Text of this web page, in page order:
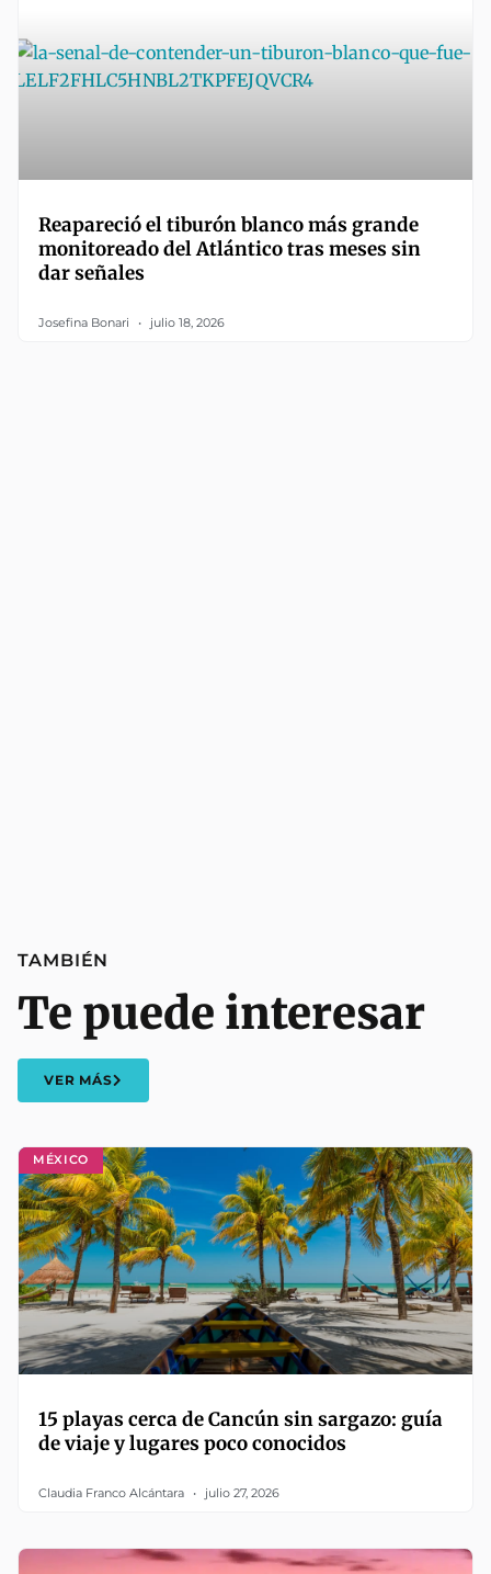
Reapareció el tiburón blanco más grande
monitoreado del Atlántico tras meses sin
dar señales
Josefina Bonari julio 18, 2026
MÉXICO
15 playas cerca de Cancún sin sargazo: guía
de viaje y lugares poco conocidos
Claudia Franco Alcántara julio 27, 2026
TAMBIÉN
Te puede interesar
VER MÁS